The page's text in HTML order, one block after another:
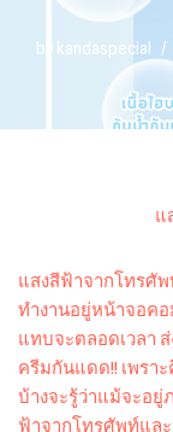
by kandaspecial
แ
แสงสีฟ้าจากโทรศั
ทำงานอยู่หน้าจอค
แทบจะตลอดเวลา
ครีมกันแดด!! เพรา
บ้างจะรู้ว่าแม้จะอยู่
ฟ้าจากโทรศัพท์แล